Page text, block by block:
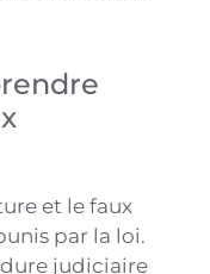
et le faux
par la loi.
judiciaire